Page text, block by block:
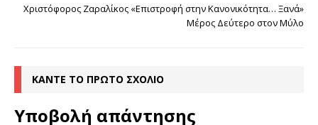
Χριστόφορος Ζαραλίκος «Επιστροφή στην Κανονικότητα… Ξανά»
Μέρος Δεύτερο στον Μύλο
ΚΆΝΤΕ ΤΟ ΠΡΏΤΟ ΣΧΌΛΙΟ
Υποβολή απάντησης